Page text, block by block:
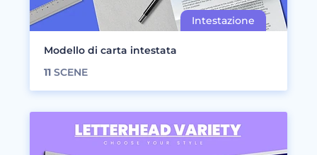
Modello di carta intestata
11 SCENE